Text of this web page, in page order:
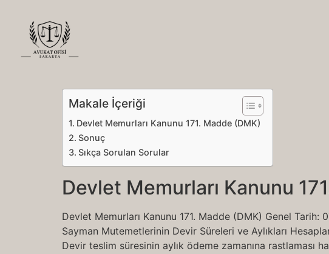
Makale İçeriği
Devlet Memurları Kanunu 171. Madde (DMK)
Sonuç
Sıkça Sorulan Sorular
Devlet Memurları Kanunu
Devlet Memurları Kanunu 171. Madde (DMK) Genel
Sayman Mutemetlerinin Devir Süreleri ve Aylıkları
Devir teslim süresinin aylık ödeme zamanına rastlaması